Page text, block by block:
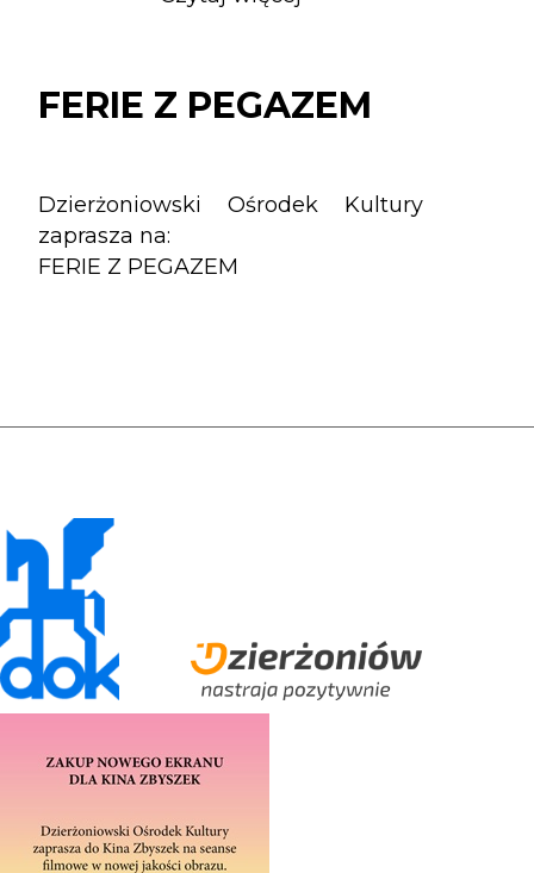
PEGAZEM
FERIE Z PEGAZEM
Dzierżoniowski Ośrodek Kultury
zaprasza na:
FERIE Z PEGAZEM